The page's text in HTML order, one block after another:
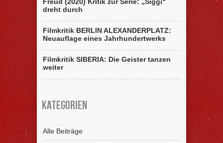
dreht durch
Filmkritik BERLIN ALEXANDERPLATZ:
Neuauflage eines Jahrhundertwerks
Filmkritik SIBERIA: Die Geister tanzen
weiter
Kategorien
Alle Beiträge